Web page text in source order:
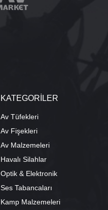
KATEGORİLER
Av Tüfekleri
Av Fişekleri
Av Malzemeleri
Havalı Silahlar
Optik & Elektronik
Ses Tabancaları
Kamp Malzemeleri